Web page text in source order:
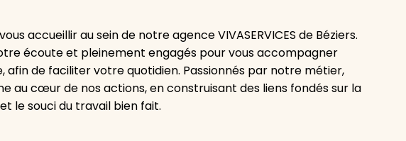
accueillir au sein de notre agence VIVASERVICES de Béziers.
écoute et pleinement engagés pour vous accompagner
de faciliter votre quotidien. Passionnés par notre métier,
au cœur de nos actions, en construisant des liens fondés sur la
le souci du travail bien fait.